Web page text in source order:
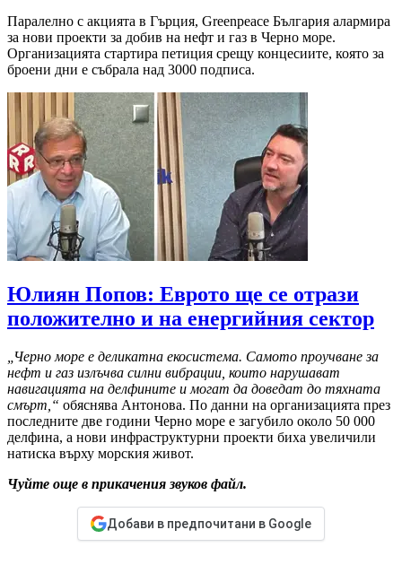
Паралелно с акцията в Гърция, Greenpeace България алармира
за нови проекти за добив на нефт и газ в Черно море.
Организацията стартира петиция срещу концесиите, която за
броени дни е събрала над 3000 подписа.
Юлиян Попов: Еврото ще се отрази
положително и на енергийния сектор
„Черно море е деликатна екосистема. Самото проучване за
нефт и газ излъчва силни вибрации, които нарушават
навигацията на делфините и могат да доведат до тяхната
смърт,“ обяснява Антонова. По данни на организацията през
последните две години Черно море е загубило около 50 000
делфина, а нови инфраструктурни проекти биха увеличили
натиска върху морския живот.
Чуйте още в прикачения звуков файл.
Добави в предпочитани в Google